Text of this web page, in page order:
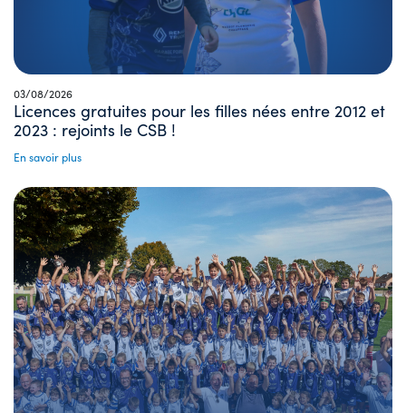
03/08/2026
Licences gratuites pour les filles nées entre 2012 et
2023 : rejoints le CSB !
En savoir plus